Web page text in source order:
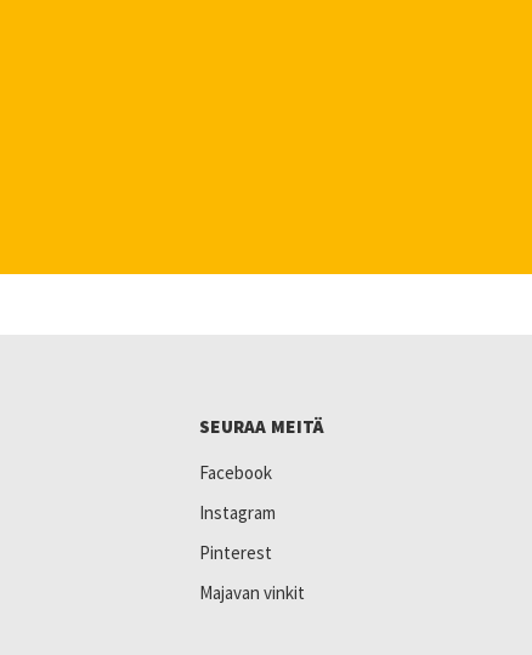
SEURAA MEITÄ
Facebook
Instagram
Pinterest
Majavan vinkit